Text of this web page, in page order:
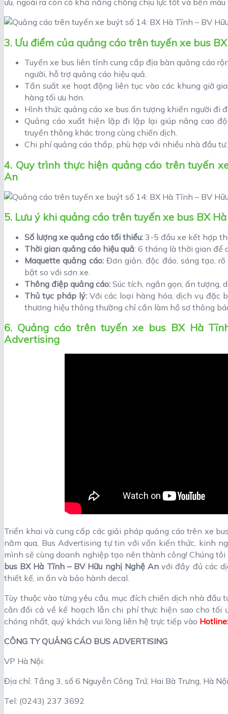
ưu, ngoài ra còn có khả năng chống chịu lực tốt và bền
3. Ưu điểm của quảng cáo trên tuyến xe bus
Tuyến xe bus liên tỉnh cung cấp địa bàn quảng cáo
người, hỗ trợ quảng cáo hiệu quả.
Tần suất xe hoạt động liên tục vào các khung giờ
hàng tối ưu hơn.
Hình thức quảng cáo xe bus ấn tượng khiến người đi
Quảng cáo xuất hiện lặp đi lặp lại giúp nâng cao
truyền thông khác trong cùng chiến dịch.
Chi phí quảng cáo thấp, phù hợp với nhiều nhà đầu tư.
4. Quy trình thực hiện quảng cáo trên tuyến
An
5. Lưu ý khi quảng cáo trên tuyến xe bus BX
Số lượng xe quảng cáo tối thiểu: 3-5 đầu xe kết hợp
Thời gian quảng cáo hiệu quả: 6 tháng là thời gian để
Maquette quảng cáo:Đơn giản, độc đáo, sáng tạo,
bật so với sơn xe.
Thông điệp quảng cáo: Súc tích, ngắn gọn, ấn tượng,
Thủ tục pháp lý: Với các loại hàng hóa, dịch vụ đặc
thương hiệu thông thường chỉ cần làm hồ sơ thông
6. Quảng cáo trên tuyến xe bus BX Hà
Advertising
Triển khai và cung cấp các giải pháp quảng cáo trên xe
năm qua, Bus Advertising tự tin với vốn kiến thức, kinh
mình sẽ cùng doanh nghiệp tạo nên thành công! Chúng
bus BX Hà Tĩnh – BV Hữu nghị Nghệ Anvới đầy đủ các
thiết kế, in ấn và bảo hành decal.
Tùy thuộc vào từng yêu cầu, mục đích chiến dịch nhà đầu
cân đối cả về kế hoạch lẫn chi phí thực hiện sao cho
chóng nhất, quý khách vui lòng liên hệ trực tiếp vào
CÔNG TY QUẢNG CÁO BUS ADVERTISING
VP Hà Nội:
Địa chỉ: Tầng 3, số 6 Nguyễn Công Trứ, Hai Bà Trưng, Hà Nội
Tel: (0243) 237 3692